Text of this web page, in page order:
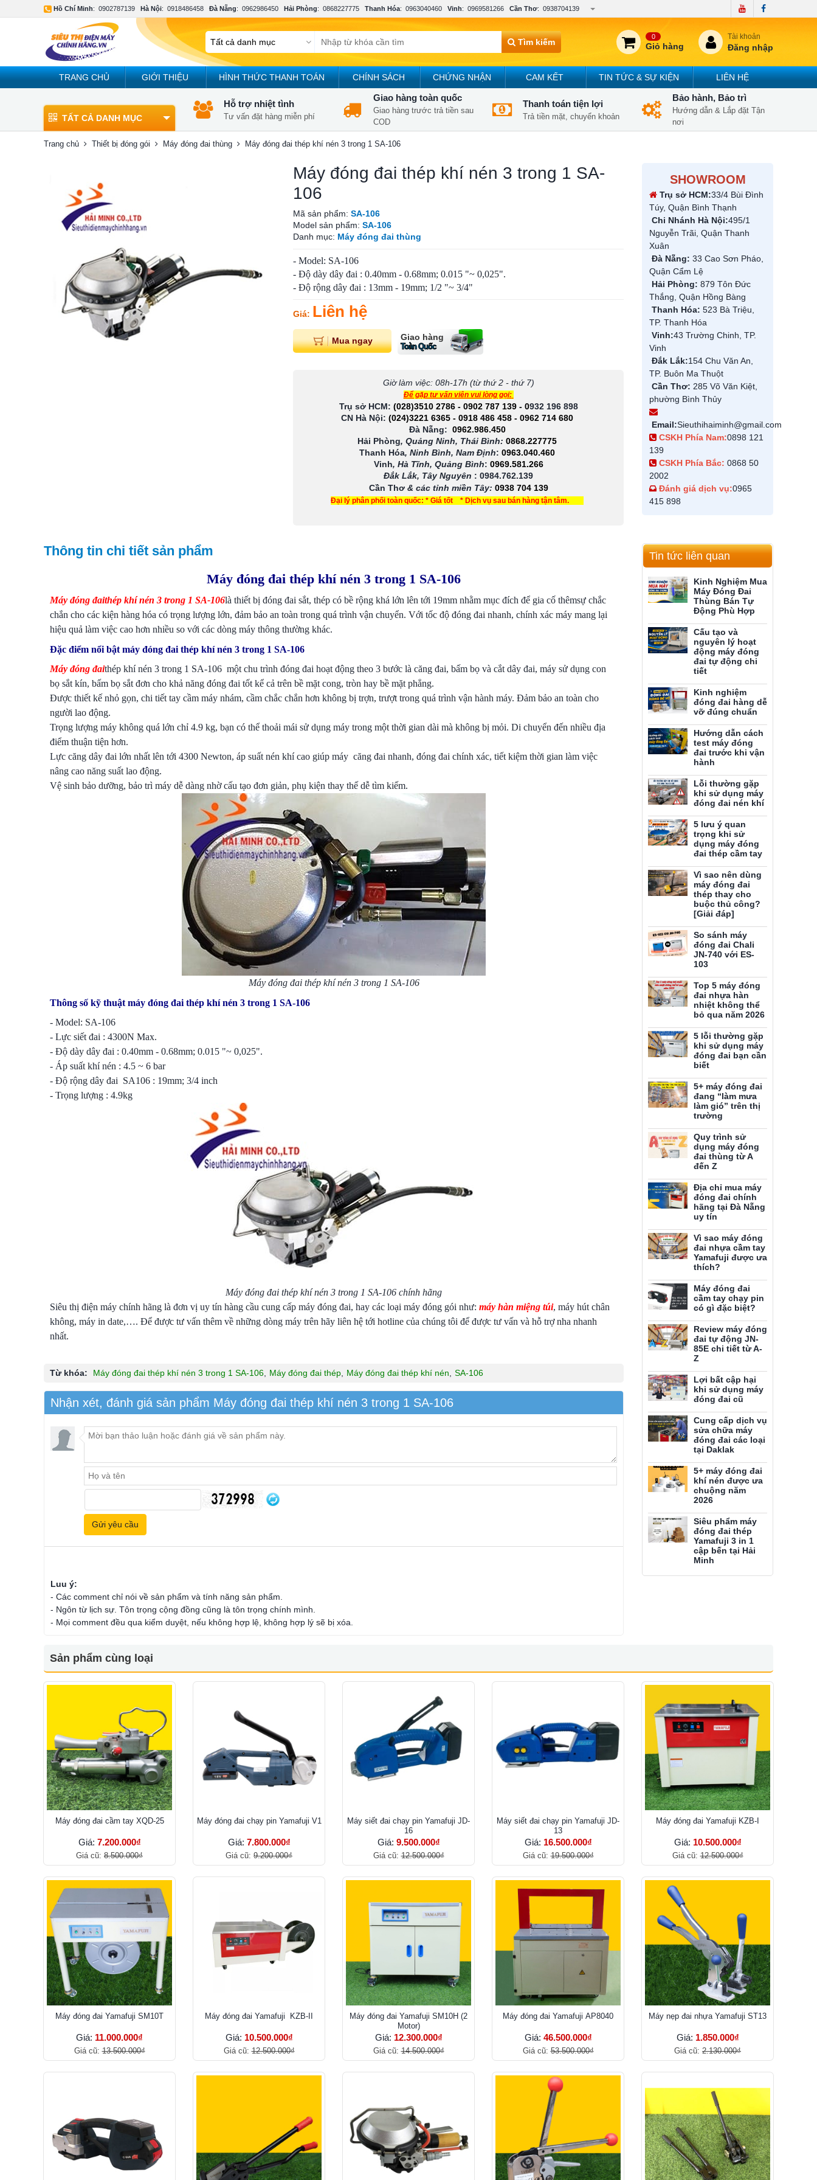
Hồ Chí Minh: 0902787139 Hà Nội: 0918486458 Đà Nẵng: 0962986450 Hải Phòng: 0868227775 Thanh Hóa: 0963040460 Vinh: 0969581266 Cần Thơ: 0938704139
Tìm kiếm
0
Giỏ hàng
Tài khoản
Đăng nhập
TRANG CHỦ GIỚI THIỆU HÌNH THỨC THANH TOÁN CHÍNH SÁCH CHỨNG NHẬN CAM KẾT TIN TỨC & SỰ KIỆN LIÊN HỆ
TẤT CẢ DANH MỤC
Hỗ trợ nhiệt tình
Tư vấn đặt hàng miễn phí
Giao hàng toàn quốc
Giao hàng trước trả tiền sau
COD
Thanh toán tiện lợi
Trả tiền mặt, chuyển khoản
Bảo hành, Bảo trì
Hướng dẫn & Lắp đặt Tận
nơi
Trang chủ Thiết bị đóng gói Máy đóng đai thùng Máy đóng đai thép khí nén 3 trong 1 SA-106
Máy đóng đai thép khí nén 3 trong 1 SA-
106
Mã sản phẩm: SA-106
Model sản phẩm: SA-106
Danh mục: Máy đóng đai thùng
- Model: SA-106
- Độ dày dây đai : 0.40mm - 0.68mm; 0.015 "~ 0,025".
- Độ rộng dây đai : 13mm - 19mm; 1/2 "~ 3/4"
Giá: Liên hệ
Mua ngay Giao hàng
Toàn Quốc
Giờ làm việc: 08h-17h (từ thứ 2 - thứ 7)
Để gặp tư vấn viên vui lòng gọi:
Trụ sở HCM: (028)3510 2786 - 0902 787 139- 0932 196 898
CN Hà Nội: (024)3221 6365 - 0918 486 458 - 0962 714 680
Đà Nẵng: 0962.986.450
Hải Phòng, Quảng Ninh, Thái Bình: 0868.227775
Thanh Hóa, Ninh Bình, Nam Định: 0963.040.460
Vinh, Hà Tĩnh, Quảng Bình: 0969.581.266
Đắk Lắk, Tây Nguyên : 0984.762.139
Cần Thơ & các tỉnh miền Tây: 0938 704 139
Đại lý phân phối toàn quốc: * Giá tốt * Dịch vụ sau bán hàng tận tâm.
SHOWROOM
Trụ sở HCM:33/4 Bùi Đình
Túy, Quận Bình Thạnh
Chi Nhánh Hà Nội:495/1
Nguyễn Trãi, Quận Thanh
Xuân
Đà Nẵng: 33 Cao Sơn Pháo,
Quận Cẩm Lệ
Hải Phòng: 879 Tôn Đức
Thắng, Quận Hồng Bàng
Thanh Hóa: 523 Bà Triệu,
TP. Thanh Hóa
Vinh:43 Trường Chinh, TP.
Vinh
Đắk Lắk:154 Chu Văn An,
TP. Buôn Ma Thuột
Cần Thơ: 285 Võ Văn Kiệt,
phường Bình Thủy
Email:Sieuthihaiminh@gmail.com
CSKH Phía Nam:0898 121
139
CSKH Phía Bắc: 0868 50
2002
Đánh giá dịch vụ:0965
415 898
Thông tin chi tiết sản phẩm
Máy đóng đai thép khí nén 3 trong 1 SA-106
Máy đóng đaithép khí nén 3 trong 1 SA-106là thiết bị đóng đai sắt, thép có bề rộng khá lớn lên tới 19mm nhằm mục đích để gia cố thêmsự chắc
chắn cho các kiện hàng hóa có trọng lượng lớn, đảm bảo an toàn trong quá trình vận chuyển. Với tốc độ đóng đai nhanh, chính xác máy mang lại
hiệu quả làm việc cao hơn nhiều so với các dòng máy thông thường khác.
Đặc điểm nổi bật máy đóng đai thép khí nén 3 trong 1 SA-106
Máy đóng đaithép khí nén 3 trong 1 SA-106 một chu trình đóng đai hoạt động theo 3 bước là căng đai, bấm bọ và cắt dây đai, máy sử dụng con
bọ sắt kín, bấm bọ sắt đơn cho khả năng đóng đai tốt kể cả trên bề mặt cong, tròn hay bề mặt phẳng.
Được thiết kế nhỏ gọn, chi tiết tay cầm máy nhám, cầm chắc chắn hơn không bị trợn, trượt trong quá trình vận hành máy. Đảm bảo an toàn cho
người lao động.
Trọng lượng máy không quá lớn chỉ 4.9 kg, bạn có thể thoải mái sử dụng máy trong một thời gian dài mà không bị mỏi. Di chuyển đến nhiều địa
điểm thuận tiện hơn.
Lực căng dây đai lớn nhất lên tới 4300 Newton, áp suất nén khí cao giúp máy căng đai nhanh, đóng đai chính xác, tiết kiệm thời gian làm việc
nâng cao năng suất lao động.
Vệ sinh bảo dưỡng, bảo trì máy dễ dàng nhờ cấu tạo đơn giản, phụ kiện thay thế dễ tìm kiếm.
Máy đóng đai thép khí nén 3 trong 1 SA-106
Thông số kỹ thuật máy đóng đai thép khí nén 3 trong 1 SA-106
- Model: SA-106
- Lực siết đai : 4300N Max.
- Độ dày dây đai : 0.40mm - 0.68mm; 0.015 "~ 0,025".
- Áp suất khí nén : 4.5 ~ 6 bar
- Độ rộng dây đai SA106 : 19mm; 3/4 inch
- Trọng lượng : 4.9kg
Máy đóng đai thép khí nén 3 trong 1 SA-106 chính hãng
Siêu thị điện máy chính hãng là đơn vị uy tín hàng cầu cung cấp máy đóng đai, hay các loại máy đóng gói như: máy hàn miệng túi, máy hút chân
không, máy in date,…. Để được tư vấn thêm về những dòng máy trên hãy liên hệ tới hotline của chúng tôi để được tư vấn và hỗ trợ nha nhanh
nhất.
Từ khóa: Máy đóng đai thép khí nén 3 trong 1 SA-106 Máy đóng đai thép Máy đóng đai thép khí nén SA-106
Nhận xét, đánh giá sản phẩm Máy đóng đai thép khí nén 3 trong 1 SA-106
Luu ý:
- Các comment chỉ nói về sản phẩm và tính năng sản phẩm.
- Ngôn từ lịch sự. Tôn trọng cộng đồng cũng là tôn trọng chính mình.
- Mọi comment đều qua kiểm duyệt, nếu không hợp lệ, không hợp lý sẽ bị xóa.
Tin tức liên quan
Kinh Nghiệm Mua
Máy Đóng Đai
Thùng Bán Tự
Động Phù Hợp
Cấu tạo và
nguyên lý hoạt
động máy đóng
đai tự động chi
tiết
Kinh nghiệm
đóng đai hàng dễ
vỡ đúng chuẩn
Hướng dẫn cách
test máy đóng
đai trước khi vận
hành
Lỗi thường gặp
khi sử dụng máy
đóng đai nén khí
5 lưu ý quan
trọng khi sử
dụng máy đóng
đai thép cầm tay
Vì sao nên dùng
máy đóng đai
thép thay cho
buộc thủ công?
[Giải đáp]
So sánh máy
đóng đai Chali
JN-740 với ES-
103
Top 5 máy đóng
đai nhựa hàn
nhiệt không thể
bỏ qua năm 2026
5 lỗi thường gặp
khi sử dụng máy
đóng đai bạn cần
biết
5+ máy đóng đai
đang “làm mưa
làm gió” trên thị
trường
Quy trình sử
dụng máy đóng
đai thùng từ A
đến Z
Địa chỉ mua máy
đóng đai chính
hãng tại Đà Nẵng
uy tín
Vì sao máy đóng
đai nhựa cầm tay
Yamafuji được ưa
thích?
Máy đóng đai
cầm tay chạy pin
có gì đặc biệt?
Review máy đóng
đai tự động JN-
85E chi tiết từ A-
Z
Lợi bất cập hại
khi sử dụng máy
đóng đai cũ
Cung cấp dịch vụ
sửa chữa máy
đóng đai các loại
tại Daklak
5+ máy đóng đai
khí nén được ưa
chuộng năm
2026
Siêu phẩm máy
đóng đai thép
Yamafuji 3 in 1
cập bến tại Hải
Minh
Sản phẩm cùng loại
Máy đóng đai cầm tay XQD-25
Giá: 7.200.000₫
Giá cũ: 8.500.000₫
Máy đóng đai chạy pin Yamafuji V1
Giá: 7.800.000₫
Giá cũ: 9.200.000₫
Máy siết đai chạy pin Yamafuji JD-
16
Giá: 9.500.000₫
Giá cũ:12.500.000₫
Máy siết đai chạy pin Yamafuji JD-
13
Giá: 16.500.000₫
Giá cũ:19.500.000₫
Máy đóng đai Yamafuji KZB-I
Giá: 10.500.000₫
Giá cũ:12.500.000₫
Máy đóng đai Yamafuji SM10T
Giá: 11.000.000₫
Giá cũ:13.500.000₫
Máy đóng đai Yamafuji KZB-II
Giá: 10.500.000₫
Giá cũ:12.500.000₫
Máy đóng đai Yamafuji SM10H (2
Motor)
Giá: 12.300.000₫
Giá cũ:14.500.000₫
Máy đóng đai Yamafuji AP8040
Giá: 46.500.000₫
Giá cũ:53.500.000₫
Máy nẹp đai nhựa Yamafuji ST13
Giá: 1.850.000₫
Giá cũ: 2.130.000₫